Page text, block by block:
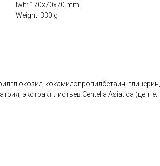
lwh: 170x70x70 mm
Weight: 330 g
кокамидопропилбетаин,
экстракт листьев Centella Asiatica